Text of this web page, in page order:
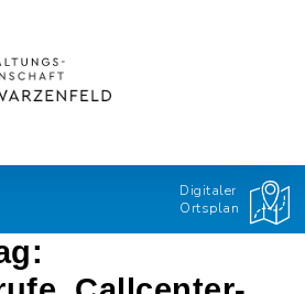
Digitaler
Ortsplan